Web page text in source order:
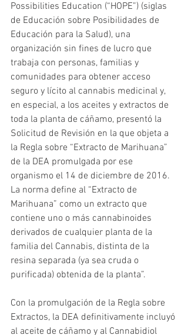
Possibilities Education (“HOPE”) (siglas
de Educación sobre Posibilidades de
Educación para la Salud), una
organización sin fines de lucro que
trabaja con personas, familias y
comunidades para obtener acceso
seguro y lícito al cannabis medicinal y,
en especial, a los aceites y extractos de
toda la planta de cáñamo, presentó la
Solicitud de Revisión en la que objeta a
la Regla sobre “Extracto de Marihuana”
de la DEA promulgada por ese
organismo el 14 de diciembre de 2016.
La norma define al “Extracto de
Marihuana” como un extracto que
contiene uno o más cannabinoides
derivados de cualquier planta de la
familia del Cannabis, distinta de la
resina separada (ya sea cruda o
purificada) obtenida de la planta”.
Con la promulgación de la Regla sobre
Extractos, la DEA definitivamente incluyó
al aceite de cáñamo y al Cannabidiol